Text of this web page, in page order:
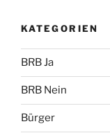
KATEGORIEN
BRB Ja
BRB Nein
Bürger